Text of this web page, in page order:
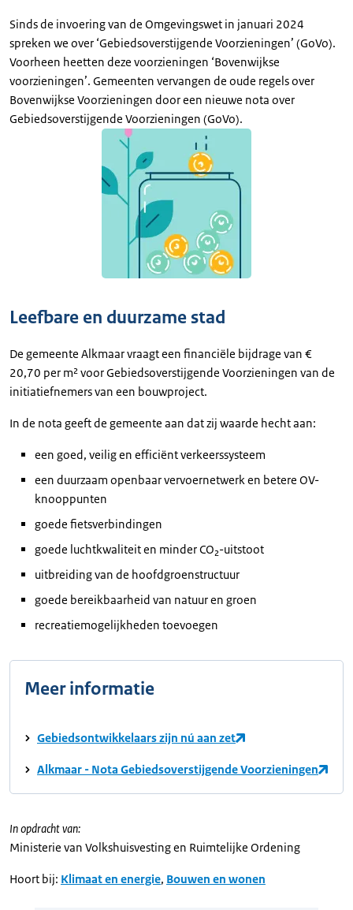
Sinds de invoering van de Omgevingswet in januari 2024
spreken we over ‘Gebiedsoverstijgende Voorzieningen’ (GoVo).
Voorheen heetten deze voorzieningen ‘Bovenwijkse
voorzieningen’. Gemeenten vervangen de oude regels over
Bovenwijkse Voorzieningen door een nieuwe nota over
Gebiedsoverstijgende Voorzieningen (GoVo).
Leefbare en duurzame stad
De gemeente Alkmaar vraagt een financiële bijdrage van €
20,70 per m² voor Gebiedsoverstijgende Voorzieningen van de
initiatiefnemers van een bouwproject.
In de nota geeft de gemeente aan dat zij waarde hecht aan:
een goed, veilig en efficiënt verkeerssysteem
een duurzaam openbaar vervoernetwerk en betere OV-
knooppunten
goede fietsverbindingen
goede luchtkwaliteit en minder CO₂-uitstoot
uitbreiding van de hoofdgroenstructuur
goede bereikbaarheid van natuur en groen
recreatiemogelijkheden toevoegen
Meer informatie
Gebiedsontwikkelaars zijn nú aan zet
Alkmaar - Nota Gebiedsoverstijgende Voorzieningen
In opdracht van:
Ministerie van Volkshuisvesting en Ruimtelijke Ordening
Hoort bij: Klimaat en energie, Bouwen en wonen